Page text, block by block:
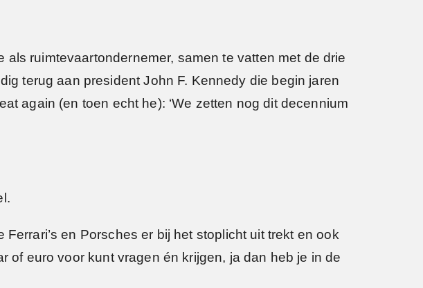
ruimtevaartondernemer, samen te vatten met de drie
terug aan president John F. Kennedy die begin jaren
again (en toen echt he): ‘We zetten nog dit decennium
en Porsches er bij het stoplicht uit trekt en ook
of euro voor kunt vragen én krijgen, ja dan heb je in de